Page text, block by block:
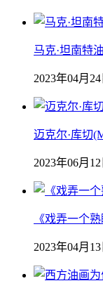
马克·坦南特
2023年04月24
迈克尔·库切
2023年06月12
《戏弄一个
2023年04月13